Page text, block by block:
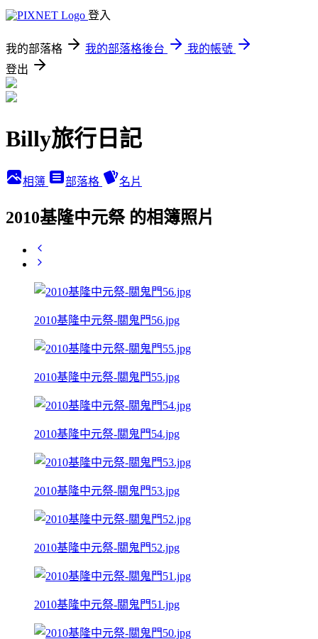
登入
我的部落格 我的部落格後台
我的帳號
登出
Billy旅行日記
相簿 部落格 名片
2010基隆中元祭 的相簿照片
2010基隆中元祭-關鬼門56.jpg
2010基隆中元祭-關鬼門55.jpg
2010基隆中元祭-關鬼門54.jpg
2010基隆中元祭-關鬼門53.jpg
2010基隆中元祭-關鬼門52.jpg
2010基隆中元祭-關鬼門51.jpg